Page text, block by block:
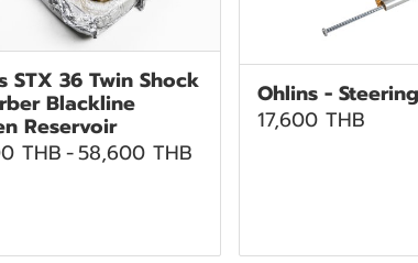
STX 36 Twin Shock
Blackline
Reservoir
THB-58,600 THB
Ohlins -
17,600 THB